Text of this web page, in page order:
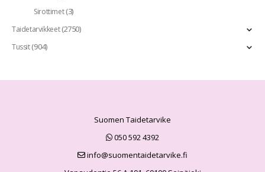
Sirottimet(3)
Taidetarvikkeet(2750)
Tussit(904)
Suomen Taidetarvike
050 592 4392
info@suomentaidetarvike.fi